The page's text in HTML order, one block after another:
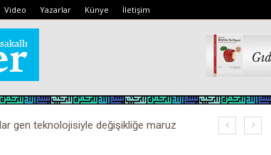
Video Yazarlar Künye İletişim
gen teknolojisiyle değişikliğe maruz